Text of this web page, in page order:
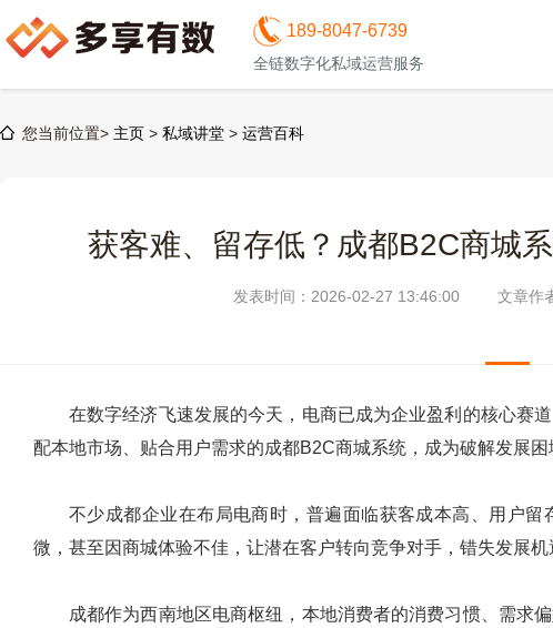
189-8047-6739
全链数字化私域运营服务
您当前位置> 主页 > 私域讲堂 > 运营百科
获客难、留存低？成都B2C商城
发表时间：2026-02-27 13:46:00 文章作
在数字经济飞速发展的今天，电商已成为企业盈利的核心赛
配本地市场、贴合用户需求的成都B2C商城系统，成为破解发展困
不少成都企业在布局电商时，普遍面临获客成本高、用户
微，甚至因商城体验不佳，让潜在客户转向竞争对手，错失发展机
成都作为西南地区电商枢纽，本地消费者的消费习惯、需求